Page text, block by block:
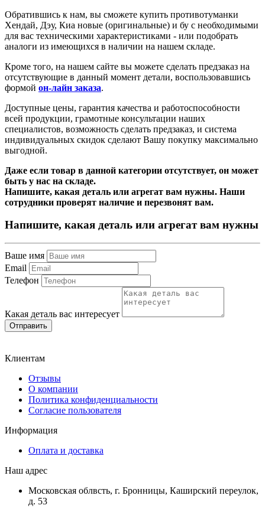
Обратившись к нам, вы сможете купить противотуманки
Хендай, Дэу, Киа новые (оригинальные) и бу с необходимыми
для вас техническими характеристиками - или подобрать
аналоги из имеющихся в наличии на нашем складе.
Кроме того, на нашем сайте вы можете сделать предзаказ на
отсутствующие в данный момент детали, воспользовавшись
формой он-лайн заказа.
Доступные цены, гарантия качества и работоспособности
всей продукции, грамотные консультации наших
специалистов, возможность сделать предзаказ, и система
индивидуальных скидок сделают Вашу покупку максимально
выгодной.
Даже если товар в данной категории отсутствует, он может
быть у нас на складе.
Напишите, какая деталь или агрегат вам нужны. Наши
сотрудники проверят наличие и перезвонят вам.
Напишите, какая деталь или агрегат вам нужны
Ваше имя
Email
Телефон
Какая деталь вас интересует
Отправить
Клиентам
Отзывы
О компании
Политика конфиденциальности
Согласие пользователя
Информация
Оплата и доставка
Наш адрес
Московская облвсть, г. Бронницы, Каширский переулок,
д. 53